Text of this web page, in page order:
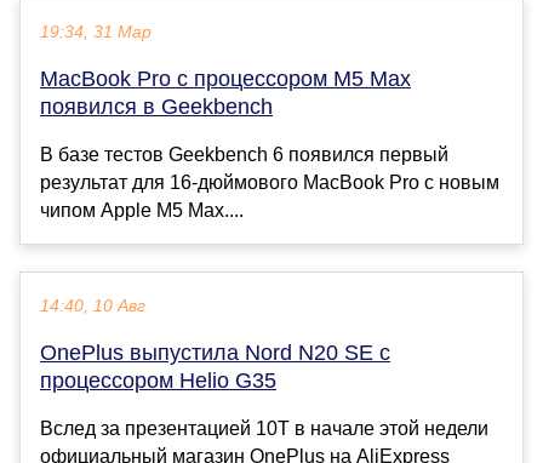
19:34, 31 Мар
MacBook Pro с процессором M5 Max
появился в Geekbench
В базе тестов Geekbench 6 появился первый
результат для 16-дюймового MacBook Pro с новым
чипом Apple M5 Max....
14:40, 10 Авг
OnePlus выпустила Nord N20 SE с
процессором Helio G35
Вслед за презентацией 10T в начале этой недели
официальный магазин OnePlus на AliExpress